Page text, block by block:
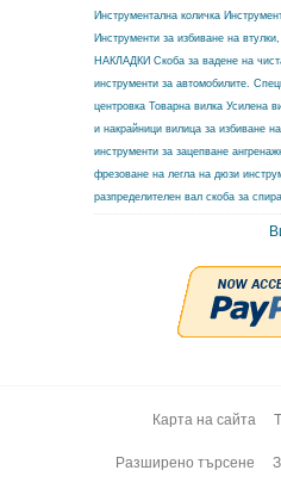
Инструментална количка
Инструменти за избиване на
НАКЛАДКИ Скоба за вадене на
инструменти за автомобилите.
центровка Товарна вилка Усилена
и накрайници вилица за избиване
инструменти за зацепване
фрезоване на легла на дюзи
разпределителен вал скоба за
Карта на сайта
Разширено търсене